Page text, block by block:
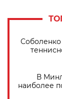
В
наиболее